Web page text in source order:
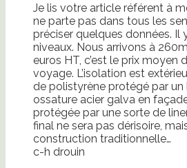
Je lis votre article référent à
ne parte pas dans tous les
préciser quelques données. Il
niveaux. Nous arrivons à
euros HT, c’est le prix moyen
voyage. L’isolation est
de polistyrène protégé par
ossature acier galva en
protégée par une sorte de
final ne sera pas dérisoire,
construction traditionnelle…
c-h drouin